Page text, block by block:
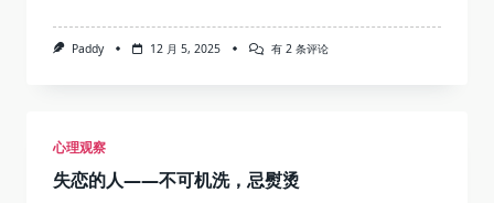
Paddy 12 月 5, 2025
写
是
有 2 条评论
心理观察
失恋的人——不可机洗，忌熨烫